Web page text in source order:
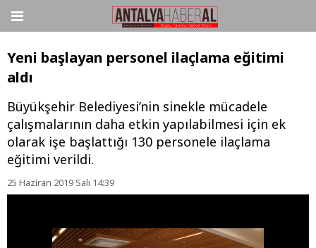
Yeni başlayan personel ilaçlama eğitimi
aldı
Büyükşehir Belediyesi’nin sinekle mücadele
çalışmalarının daha etkin yapılabilmesi için ek
olarak işe başlattığı 130 personele ilaçlama
eğitimi verildi.
25 Haziran 2019 Salı 14:39